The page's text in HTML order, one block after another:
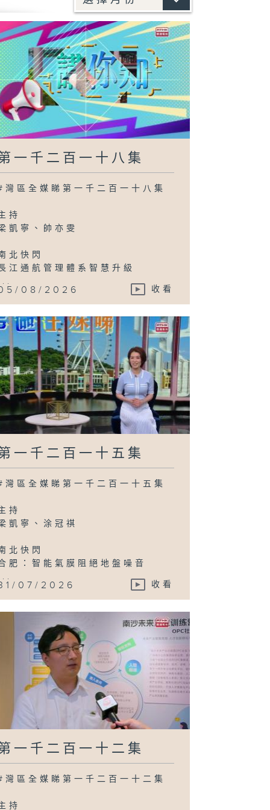
一千二百一十八集
灣區全媒睇第一千二百一十八集
持
凱寧、帥亦雯
北快閃
江通航管理體系智慧升級
08/2026 收看
一千二百一十五集
灣區全媒睇第一千二百一十五集
持
凱寧、涂冠祺
北快閃
肥：智能氣膜阻絕地盤噪音
07/2026 收看
一千二百一十二集
灣區全媒睇第一千二百一十二集
持